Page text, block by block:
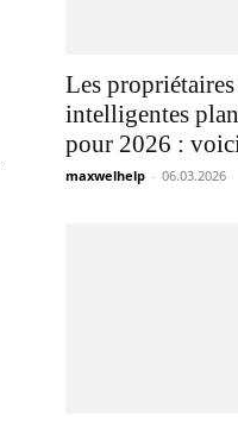
Les
intelligentes
pour 2026 :
maxwelhelp - 06.03.2026